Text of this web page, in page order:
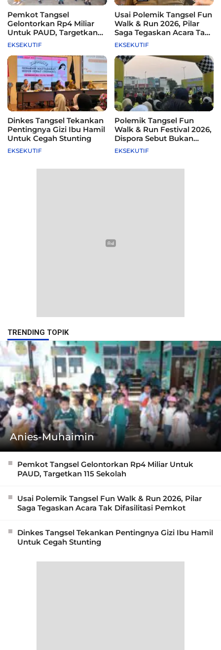
Pemkot Tangsel
Gelontorkan Rp4 Miliar
Untuk PAUD, Targetkan
115 Sekolah
EKSEKUTIF
Usai Polemik Tangsel Fun
Walk & Run 2026, Pilar
Saga Tegaskan Acara Tak
Difasilitasi Pemkot
EKSEKUTIF
Dinkes Tangsel Tekankan
Pentingnya Gizi Ibu Hamil
Untuk Cegah Stunting
EKSEKUTIF
Polemik Tangsel Fun
Walk & Run Festival 2026,
Dispora Sebut Bukan
Agenda Pemkot
EKSEKUTIF
TRENDING TOPIK
Anies-Muhaimin
Pemkot Tangsel Gelontorkan Rp4 Miliar Untuk
PAUD, Targetkan 115 Sekolah
Usai Polemik Tangsel Fun Walk & Run 2026, Pilar
Saga Tegaskan Acara Tak Difasilitasi Pemkot
Dinkes Tangsel Tekankan Pentingnya Gizi Ibu Hamil
Untuk Cegah Stunting